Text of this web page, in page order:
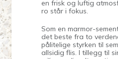
en frisk og luftig
ro står i fokus.
Som en marmor-
det beste fra to
pålitelige styrken til
allsidig flis. I tillegg til